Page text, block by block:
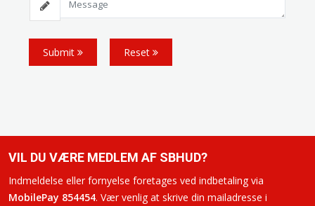
Submit Reset
VIL DU VÆRE MEDLEM AF SBHUD?
Indmeldelse eller fornyelse foretages ved indbetaling via
MobilePay 854454. Vær venlig at skrive din mailadresse i